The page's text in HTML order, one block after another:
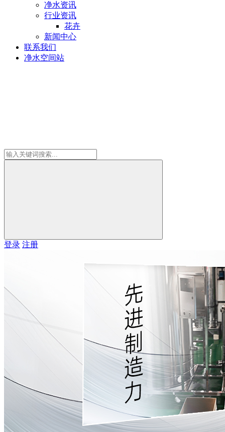
净水资讯
行业资讯
花卉
新闻中心
联系我们
净水空间站
登录 注册